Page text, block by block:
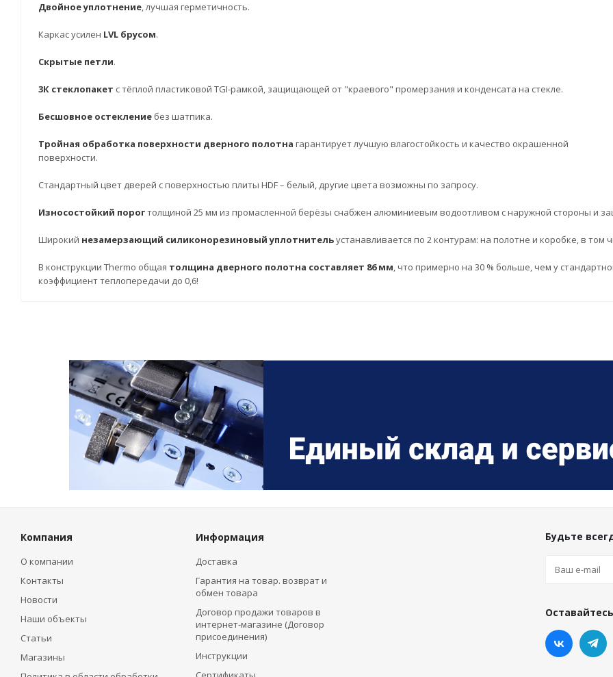
Двойное уплотнение, лучшая герметичность.
Каркас усилен LVL брусом.
Скрытые петли.
3К стеклопакет с тёплой пластиковой TGI-рамкой, защищающей от "краевого" промерзания и конденсата на стекле.
Бесшовное остекление без шатпика.
Тройная обработка поверхности дверного полотна гарантирует лучшую влагостойкость и качество окрашенной
поверхности.
Стандартный цвет дверей с поверхностью плиты HDF – белый, другие цвета возможны по запросу.
Износостойкий порогтолщиной 25 мм из промасленной берёзы снабжен алюминиевым водоотливом с наружной стороны и
Широкий незамерзающий силиконорезиновый уплотнительустанавливается по 2 контурам: на полотне и коробке, в том
В конструкции Thermo общая толщина дверного полотна составляет 86 мм, что примерно на 30 % больше, чем у
коэффициент теплопередачи до 0,6!
Компания
О компании
Контакты
Новости
Наши объекты
Статьи
Магазины
Информация
Доставка
Гарантия на товар. возврат и
обмен товара
Договор продажи товаров в
интернет-магазине (Договор
присоединения)
Инструкции
Будьте